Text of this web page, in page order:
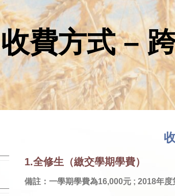
收費方式 –
1.全修生（繳交學期學費）
備註：一學期學費為16,000元 ; 2018年度